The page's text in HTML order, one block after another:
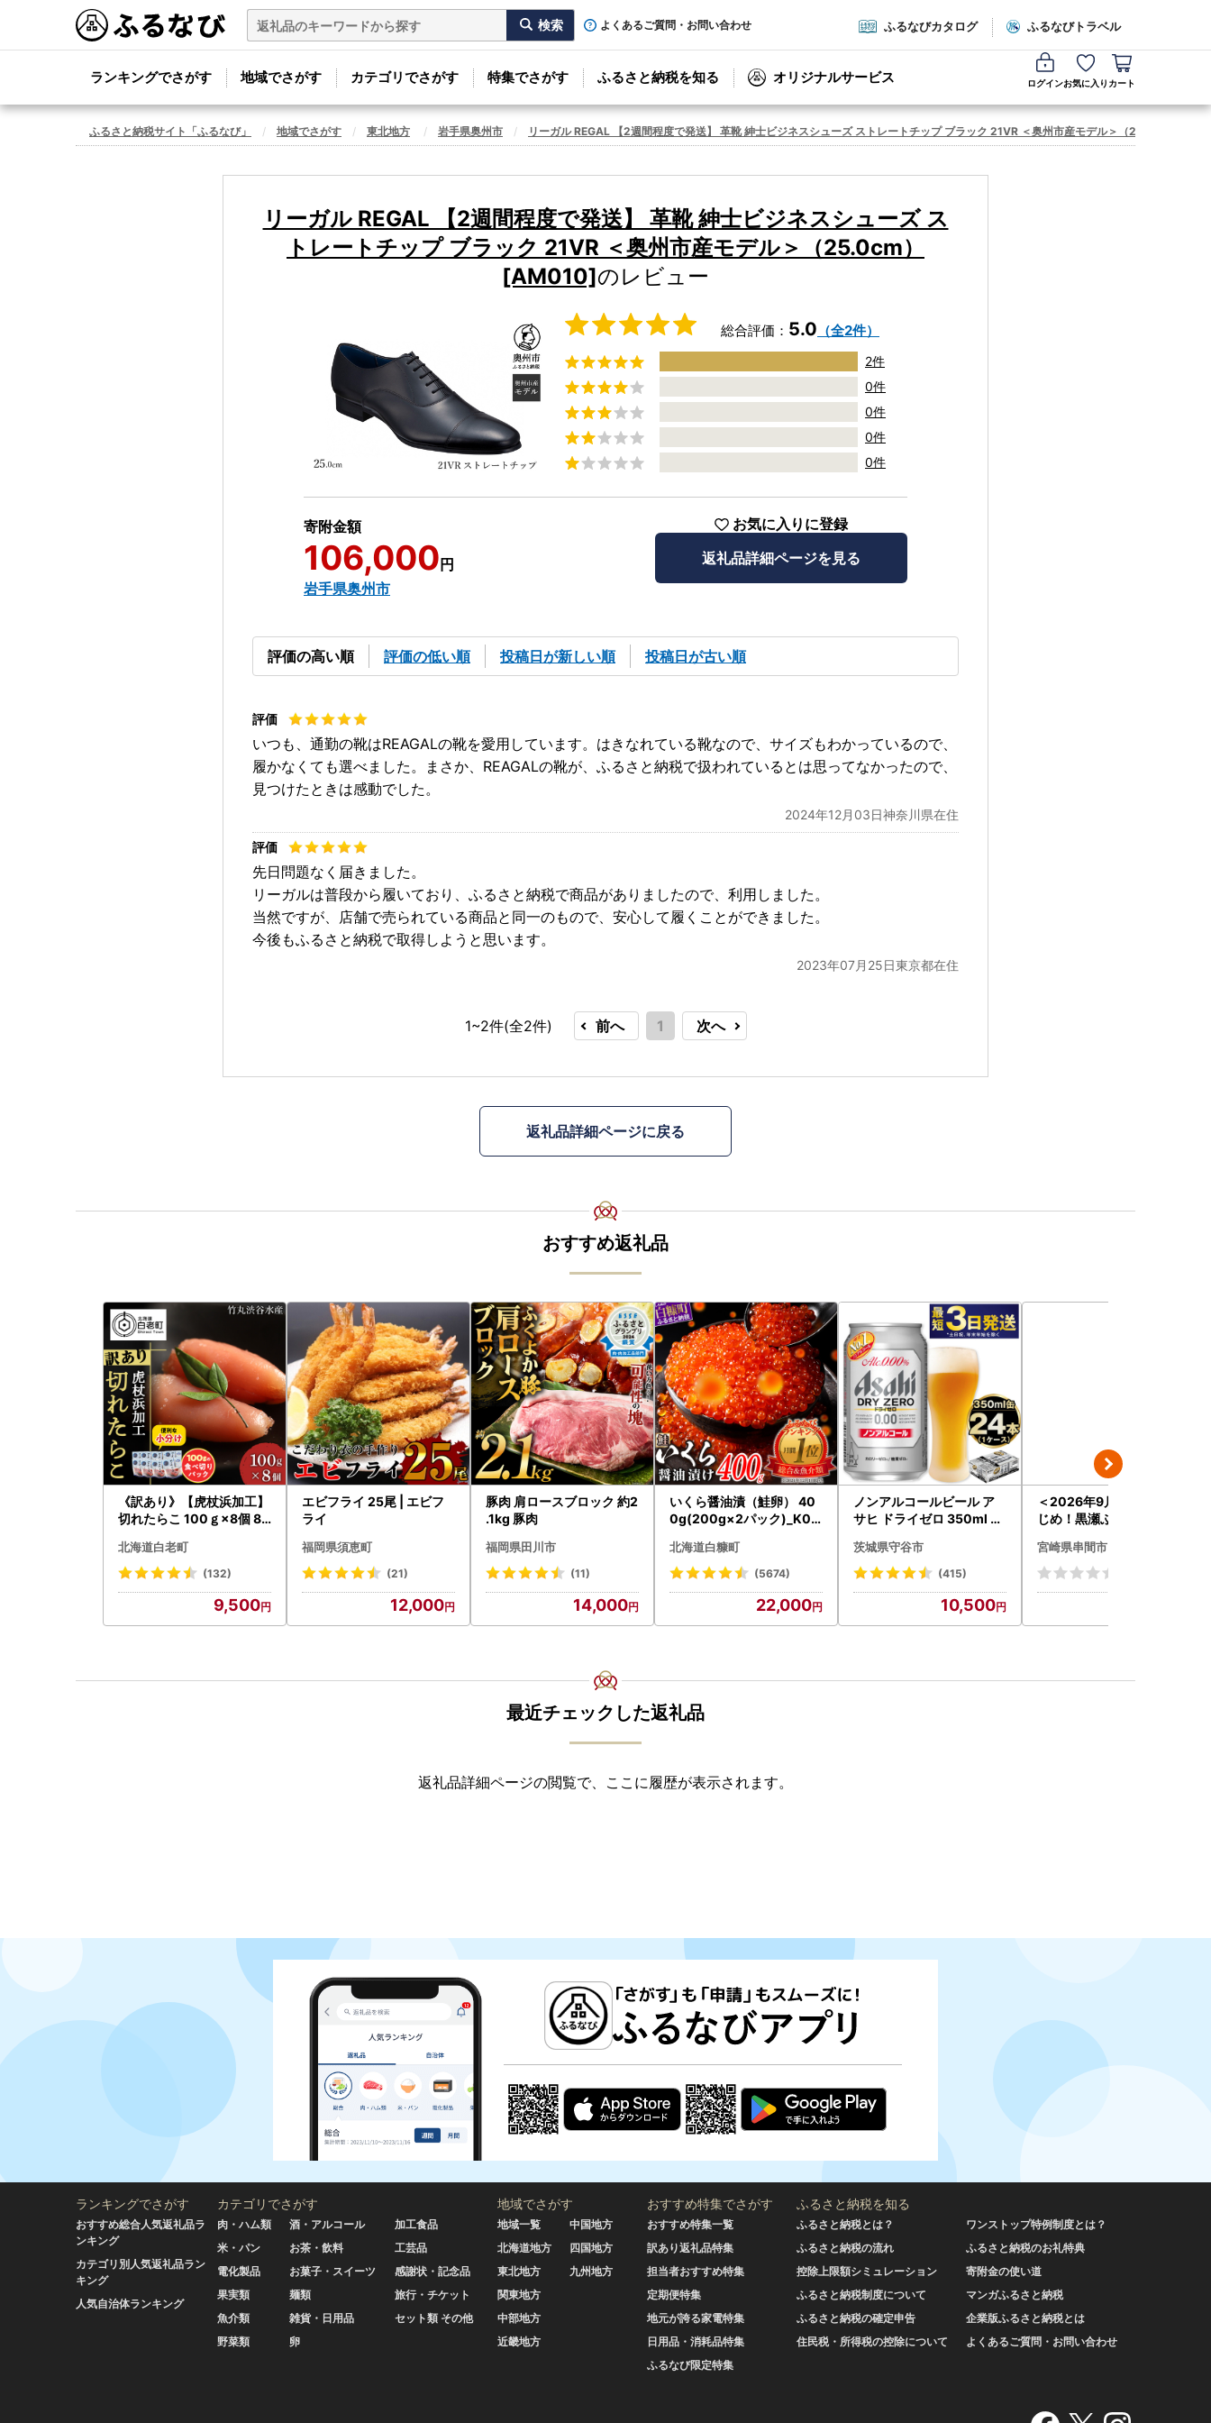
よくあるご質問・お問い合わせ ふるなびカタログ ふるなびトラベル
ランキングでさがす 地域でさがす カテゴリでさがす 特集でさがす ふるさと納税を知る オリジナルサービス ログインお気に入り カート
ふるさと納税サイト「ふるなび」 地域でさがす 東北地方 岩手県奥州市 リーガル REGAL 【2週間程度で発送】 革靴 紳士ビジネスシューズ ストレートチップ ブラック 21VR ＜奥州市産モデル＞（25.0cm）
リーガル REGAL 【2週間程度で発送】 革靴 紳士ビジネスシューズ ス
トレートチップ ブラック 21VR ＜奥州市産モデル＞（25.0cm）
[AM010]のレビュー
総合評価： 5.0 （全2件）
2件
0件
0件
0件
0件
寄附金額
106,000 円
岩手県奥州市
お気に入りに登録
返礼品詳細ページを見る
評価の高い順 評価の低い順 投稿日が新しい順 投稿日が古い順
いつも、通勤の靴はREAGALの靴を愛用しています。はきなれている靴なので、サイズもわかっているので、
履かなくても選べました。まさか、REAGALの靴が、ふるさと納税で扱われているとは思ってなかったので、
見つけたときは感動でした。
2024年12月03日神奈川県在住
先日問題なく届きました。
リーガルは普段から履いており、ふるさと納税で商品がありましたので、利用しました。
当然ですが、店舗で売られている商品と同一のもので、安心して履くことができました。
今後もふるさと納税で取得しようと思います。
2023年07月25日東京都在住
1~2件(全2件) 前へ 1 次へ
返礼品詳細ページに戻る
おすすめ返礼品
《訳あり》【虎杖浜加工】
切れたらこ 100ｇ×8個 80
北海道白老町
(132)
9,500
エビフライ 25尾 | エビフ
ライ
福岡県須恵町
(21)
12,000
豚肉 肩ロースブロック 約2
.1kg 豚肉
福岡県田川市
(11)
14,000
いくら醤油漬（鮭卵） 40
0g(200g×2パック)_K02
北海道白糠町
(5674)
22,000
ノンアルコールビール ア
サヒ ドライゼロ 350ml 24
守谷市
茨城県守谷市
(415)
10,500
＜2026年9月発送分＞活
じめ！黒瀬ぶりの生鮮ブリ
K001-012-2609
宮崎県串間市
最近チェックした返礼品
返礼品詳細ページの閲覧で、ここに履歴が表示されます。
ランキングでさがす
おすすめ総合人気返礼品ラ
ンキング
カテゴリ別人気返礼品ラン
キング
人気自治体ランキング
カテゴリでさがす
肉・ハム類
米・パン
電化製品
果実類
魚介類
野菜類
酒・アルコール
お茶・飲料
お菓子・スイーツ
麺類
雑貨・日用品
卵
加工食品
工芸品
感謝状・記念品
旅行・チケット
セット類 その他
地域でさがす
地域一覧
北海道地方
東北地方
関東地方
中部地方
近畿地方
中国地方
四国地方
九州地方
おすすめ特集でさがす
おすすめ特集一覧
訳あり返礼品特集
担当者おすすめ特集
定期便特集
地元が誇る家電特集
日用品・消耗品特集
ふるなび限定特集
ふるさと納税を知る
ふるさと納税とは？
ふるさと納税の流れ
控除上限額シミュレーション
ふるさと納税制度について
ふるさと納税の確定申告
住民税・所得税の控除について
ワンストップ特例制度とは？
ふるさと納税のお礼特典
寄附金の使い道
マンガふるさと納税
企業版ふるさと納税とは
よくあるご質問・お問い合わせ